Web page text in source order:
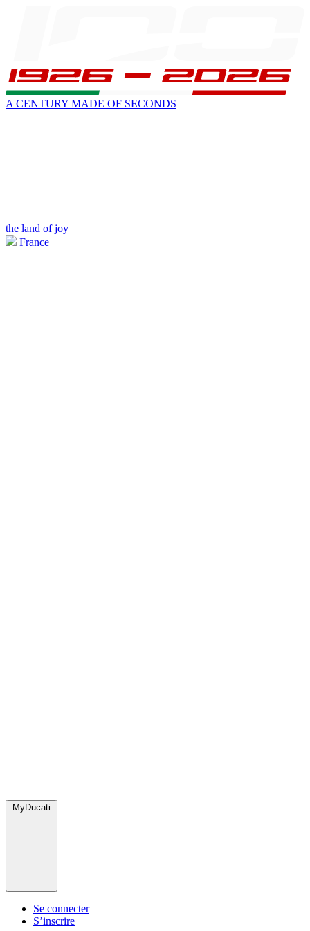
A CENTURY MADE OF SECONDS
the land of joy
France
MyDucati
Se connecter
S’inscrire